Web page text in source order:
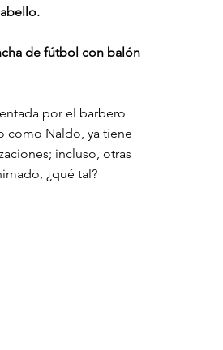
de fútbol con balón
por el barbero
como Naldo, ya tiene
incluso, otras
¿qué tal?